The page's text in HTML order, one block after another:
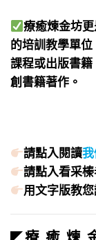
療癒煉金坊
的培訓教學單
課程或出版書
創書籍著作。
請點入閱讀
請點入看采
用文字版教
◤療 癒 煉